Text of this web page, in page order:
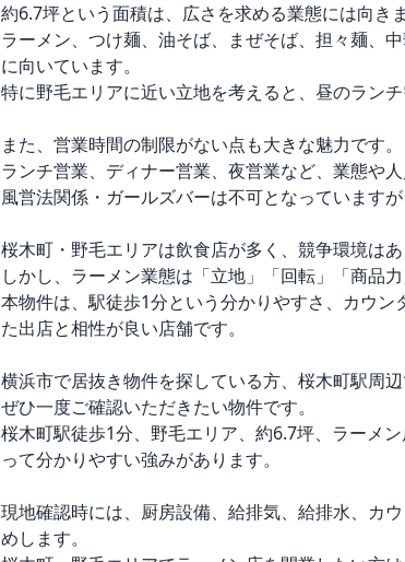
約6.7坪という面積は、広さを求める業態には向き
ラーメン、つけ麺、油そば、まぜそば、担々麺、
に向いています。
特に野毛エリアに近い立地を考えると、昼のラン
また、営業時間の制限がない点も大きな魅力です。
ランチ営業、ディナー営業、夜営業など、業態や
風営法関係・ガールズバーは不可となっています
桜木町・野毛エリアは飲食店が多く、競争環境はあ
しかし、ラーメン業態は「立地」「回転」「商品
本物件は、駅徒歩1分という分かりやすさ、カウ
た出店と相性が良い店舗です。
横浜市で居抜き物件を探している方、桜木町駅周
ぜひ一度ご確認いただきたい物件です。
桜木町駅徒歩1分、野毛エリア、約6.7坪、ラーメ
って分かりやすい強みがあります。
現地確認時には、厨房設備、給排気、給排水、カ
めします。